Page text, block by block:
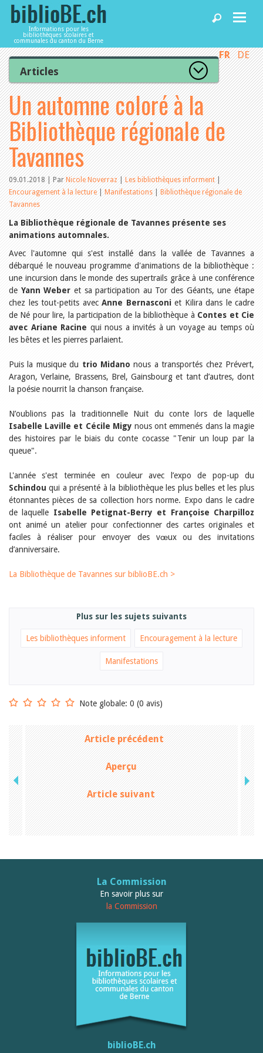
Informations pour les
bibliothèques scolaires et
communales du canton du Berne
Accueil
Articles
Bibliothèques
Agenda
Services
Utiliser biblioBE.ch
FR DE
Articles
Tous les articles
Articles recommandés
Les mieux notés
Catégories
L’Office de la culture informe
La Commission informe
Les bibliothèques informent
Organisation
Locaux et infrastructure
Collections
Utilisation
Finances
Personnel
Gestion de la qualité
Droit et politique
Relations publiques
Encouragement à la lecture
Du monde entier
Divers
Tags
Manifestations
Animations
Jeune public
Ecole et bibliothèque
Subventions cantonales
Subventions extraordinaires
Littérature de jeunesse
Membres de la commission
Encouragement des
Bibliomedia
Tous les tags
Auteurs
Julie Greub
Sibylle Birrer
Javier Lopez
Andrea Grichting
Aline Yeretzian
Brigitte Burri
Mars 2026
Novembre 2025
Septembre 2025
Juillet 2025
Juin 2025
Mars 2025
Février 2025
Janvier 2025
2024
2023
2022
2019
Un automne coloré à la
Bibliothèque régionale de
Tavannes
09.01.2018 | ParNicole Noverraz|Les bibliothèques informent|
Encouragement à la lecture|Manifestations|Bibliothèque régionale de
Tavannes
La Bibliothèque régionale de Tavannes présente ses
animations automnales.
Avec l'automne qui s'est installé dans la vallée de Tavannes a
débarqué le nouveau programme d'animations de la bibliothèque :
une incursion dans le monde des supertrails grâce à une conférence
de Yann Weber et sa participation au Tor des Géants, une étape
chez les tout-petits avec Anne Bernasconiet Kilira dans le cadre
de Né pour lire, la participation de la bibliothèque à Contes et Cie
avec Ariane Racine qui nous a invités à un voyage au temps où
les bêtes et les pierres parlaient.
Puis la musique du trio Midano nous a transportés chez Prévert,
Aragon, Verlaine, Brassens, Brel, Gainsbourg et tant d’autres, dont
la poésie nourrit la chanson française.
N’oublions pas la traditionnelle Nuit du conte lors de laquelle
Isabelle Laville et Cécile Migy nous ont emmenés dans la magie
des histoires par le biais du conte cocasse "Tenir un loup par la
queue".
L'année s'est terminée en couleur avec l’expo de pop-up du
Schindouqui a présenté à la bibliothèque les plus belles et les plus
étonnantes pièces de sa collection hors norme. Expo dans le cadre
de laquelle Isabelle Petignat-Berry et Françoise Charpilloz
ont animé un atelier pour confectionner des cartes originales et
faciles à réaliser pour envoyer des vœux ou des invitations
d’anniversaire.
La Bibliothèque de Tavannes sur biblioBE.ch >
Plus sur les sujets suivants
Les bibliothèques informent Encouragement à la lecture
Manifestations
Note globale: 0 (0 avis)
Article précédent
Aperçu
Article suivant
La Commission
En savoir plus sur
la Commission
biblioBE.ch